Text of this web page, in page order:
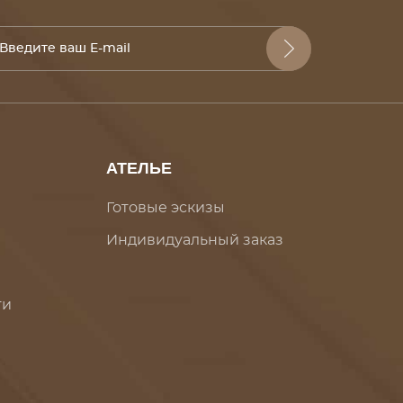
АТЕЛЬЕ
Готовые эскизы
Индивидуальный заказ